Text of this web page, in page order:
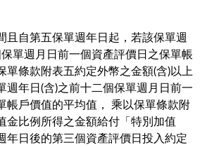
且自第五保單週年日起，若該保單週
單週月日前一個資產評價日之保單帳
單條款附表五約定外幣之金額(含)以上
週年日(含)之前十二個保單週月日前一
帳戶價值的平均值， 乘以保單條款附
金比例所得之金額給付「特別加值
年日後的第三個資產評價日投入約定